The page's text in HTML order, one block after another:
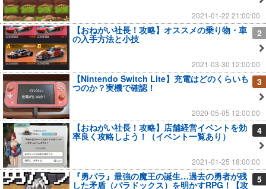
2021-01-22 21:00:00
2
【おねがい社長！攻略】オススメの乗り物・車
の入手方法と小技
2021-03-30 12:00:00
3
【Nintendo Switch Lite】充電はどのくらいも
つのか？実機で確認！
2020-05-05 12:00:00
4
【おねがい社長！攻略】店舗経営イベントを効
率良く攻略しよう！（イベント一覧あり）
2021-01-25 18:00:00
5
『勇パラ』最強の魔王の誕生…過去の勇者が残
した矛盾（パラドックス）を明かすRPG！【攻